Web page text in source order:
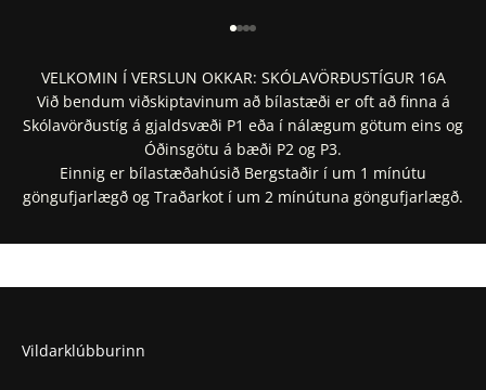
Fara í 1
Fara í 2
Fara í 3
Fara í 4
VELKOMIN Í VERSLUN OKKAR: SKÓLAVÖRÐUSTÍGUR 16A
Við bendum viðskiptavinum að bílastæði er oft að finna á
Skólavörðustíg á gjaldsvæði P1 eða í nálægum götum eins og
Óðinsgötu á bæði P2 og P3.
Einnig er bílastæðahúsið Bergstaðir í um 1 mínútu
göngufjarlægð og Traðarkot í um 2 mínútuna göngufjarlægð.
Staðsetning í Google Maps
Vildarklúbburinn